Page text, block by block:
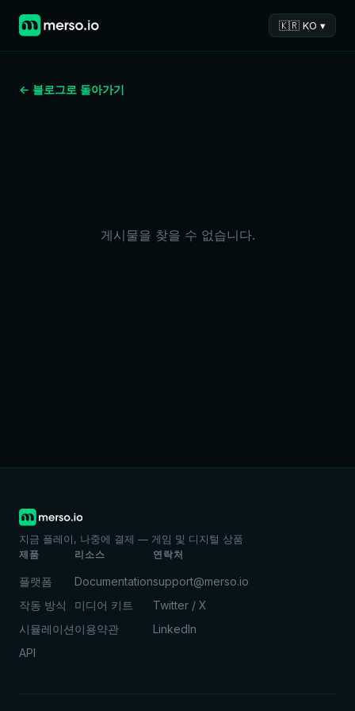
🇰🇷 KO ▾
← 블로그로 돌아가기
게시물을 찾을 수 없습니다.
지금 플레이, 나중에 결제 — 게임 및 디지털 상품
제품
플랫폼
작동 방식
시뮬레이션
API
리소스
Documentation
미디어 키트
이용약관
연락처
support@merso.io
Twitter / X
LinkedIn